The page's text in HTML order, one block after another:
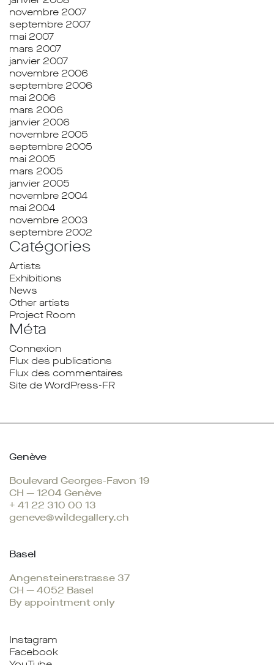
novembre 2007
septembre 2007
mai 2007
mars 2007
janvier 2007
novembre 2006
septembre 2006
mai 2006
mars 2006
janvier 2006
novembre 2005
septembre 2005
mai 2005
mars 2005
janvier 2005
novembre 2004
mai 2004
novembre 2003
septembre 2002
Catégories
Artists
Exhibitions
News
Other artists
Project Room
Méta
Connexion
Flux des publications
Flux des commentaires
Site de WordPress-FR
Genève
Boulevard Georges-Favon 19
CH — 1204 Genève
+ 41 22 310 00 13
geneve@wildegallery.ch
Basel
Angensteinerstrasse 37
CH — 4052 Basel
By appointment only
Instagram
Facebook